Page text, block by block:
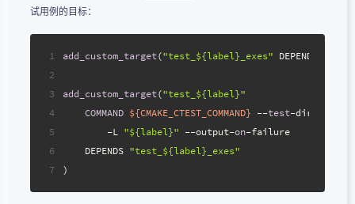
试用例的目标：
1
2
3
4
5
6
7
add_custom_target("test_${label}_exes" DEPENDS
add_custom_target("test_${label}"
COMMAND ${CMAKE_CTEST_COMMAND} --test-dir
        -L
"${label}" --output-on-failure
    DEPENDS
"test_${label}_exes"
)